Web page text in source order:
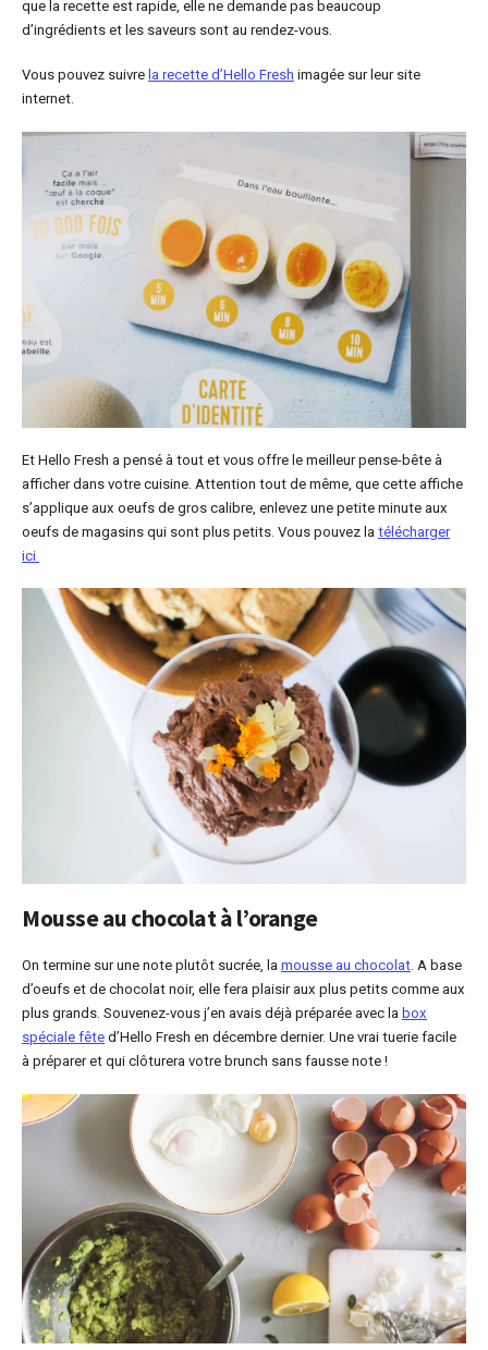
que la recette est rapide, elle ne demande pas beaucoup
d’ingrédients et les saveurs sont au rendez-vous.
Vous pouvez suivre la recette d’Hello Fresh imagée sur leur site
internet.
Et Hello Fresh a pensé à tout et vous offre le meilleur pense-bête à
afficher dans votre cuisine. Attention tout de même, que cette affiche
s’applique aux oeufs de gros calibre, enlevez une petite minute aux
oeufs de magasins qui sont plus petits. Vous pouvez la télécharger
ici
Mousse au chocolat à l’orange
On termine sur une note plutôt sucrée, la mousse au chocolat. A base
d’oeufs et de chocolat noir, elle fera plaisir aux plus petits comme aux
plus grands. Souvenez-vous j’en avais déjà préparée avec la box
spéciale fête d’Hello Fresh en décembre dernier. Une vrai tuerie facile
à préparer et qui clôturera votre brunch sans fausse note !